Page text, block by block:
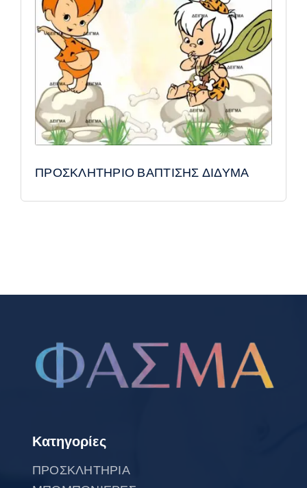
ΠΡΟΣΚΛΗΤΗΡΙΟ ΒΑΠΤΙΣΗΣ ΔΙΔΥΜΑ
Κατηγορίες
ΠΡΟΣΚΛΗΤΗΡΙΑ